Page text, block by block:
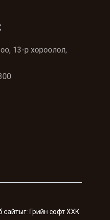
13-р хороолол,
сайтыг: Грийн софт ХХК